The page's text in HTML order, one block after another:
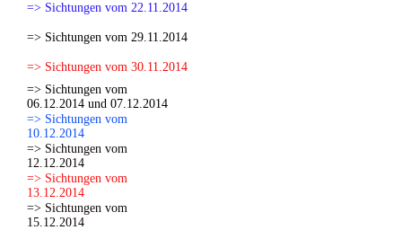
=> Sichtungen vom 22.11.2014
=> Sichtungen vom 29.11.2014
=> Sichtungen vom 30.11.2014
=> Sichtungen vom
06.12.2014 und 07.12.2014
=> Sichtungen vom
10.12.2014
=> Sichtungen vom
12.12.2014
=> Sichtungen vom
13.12.2014
=> Sichtungen vom
15.12.2014